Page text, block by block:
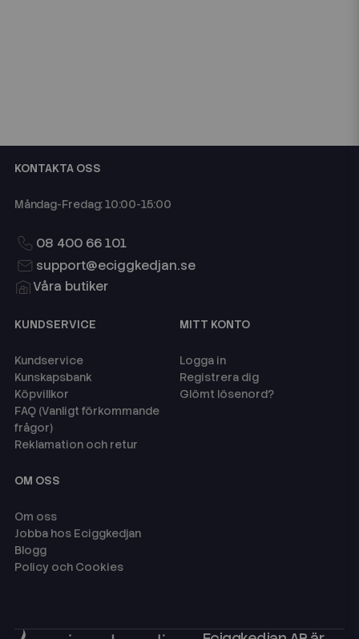
KONTAKTA OSS
Måndag-Fredag: 10:00-15:00
08 400 66 101
support@eciggkedjan.se
Våra butiker
KUNDSERVICE
Kundservice
Kunskapsbank
Köpvillkor
FAQ (Vanligt förkommande
frågor)
Reklamation och retur
MITT KONTO
Logga in
Registrera dig
Glömt lösenord?
OM OSS
Om oss
Jobba hos Eciggkedjan
Blogg
Policy och Cookies